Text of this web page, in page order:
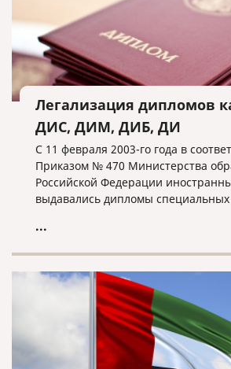
Легализация дипломов
ДИС, ДИМ, ДИБ, ДИ
С 11 февраля 2003-го года в
Приказом № 470 Министерства
Российской Федерации
выдавались дипломы
...